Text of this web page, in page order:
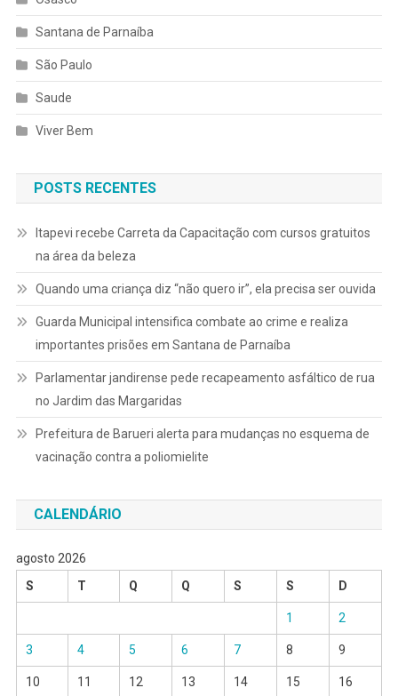
Santana de Parnaíba
São Paulo
Saude
Viver Bem
POSTS RECENTES
Itapevi recebe Carreta da Capacitação com cursos gratuitos
na área da beleza
Quando uma criança diz “não quero ir”, ela precisa ser ouvida
Guarda Municipal intensifica combate ao crime e realiza
importantes prisões em Santana de Parnaíba
Parlamentar jandirense pede recapeamento asfáltico de rua
no Jardim das Margaridas
Prefeitura de Barueri alerta para mudanças no esquema de
vacinação contra a poliomielite
CALENDÁRIO
agosto 2026
S
T Q Q S S D
1 2
3 4 5 6 7 8 9
10 11 12 13 14 15 16